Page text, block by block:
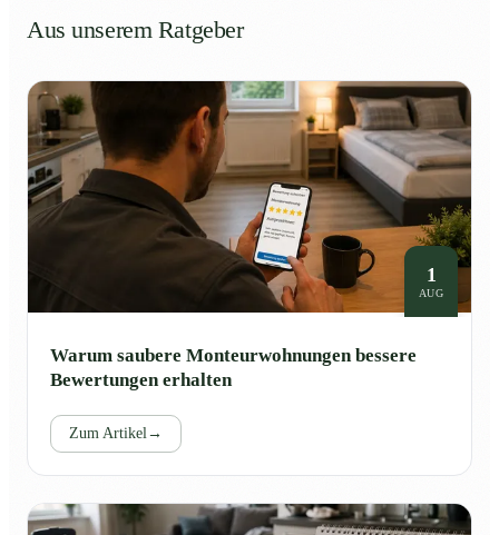
Aus unserem Ratgeber
1
AUG
Warum saubere Monteurwohnungen bessere
Bewertungen erhalten
Zum Artikel→